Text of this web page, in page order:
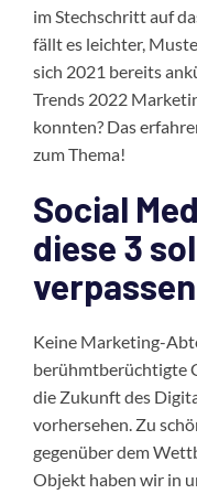
im Stechschritt auf
fällt es leichter,
sich 2021 bereits
Trends 2022
konnten? Das
zum Thema!
Social
diese 3
verpassen
Keine Marketing-
berühmtberüchtigte
die Zukunft des
vorhersehen. Zu
gegenüber dem
Objekt haben wir in